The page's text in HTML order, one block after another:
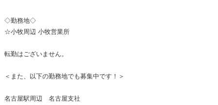
◇勤務地◇
☆小牧周辺 小牧営業所
転勤はございません。
＜また、以下の勤務地でも募集中です！＞
名古屋駅周辺 名古屋支社